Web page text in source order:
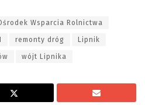
Wsparcia Rolnictwa
remonty dróg Lipnik
wójt Lipnika